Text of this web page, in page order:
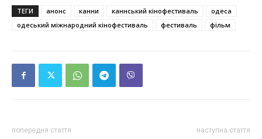
ТЕГИ анонс канни каннський кінофестиваль
одеса
одеський міжнародний кінофестиваль
фестиваль фільм
попередня стаття наступна стаття